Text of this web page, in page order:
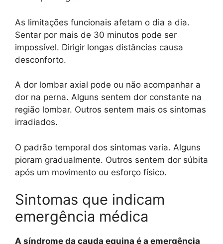
As limitações funcionais afetam o dia a dia.
Sentar por mais de 30 minutos pode ser
impossível. Dirigir longas distâncias causa
desconforto.
A dor lombar axial pode ou não acompanhar a
dor na perna. Alguns sentem dor constante na
região lombar. Outros sentem mais os sintomas
irradiados.
O padrão temporal dos sintomas varia. Alguns
pioram gradualmente. Outros sentem dor súbita
após um movimento ou esforço físico.
Sintomas que indicam
emergência médica
A síndrome da cauda equina é a emergência